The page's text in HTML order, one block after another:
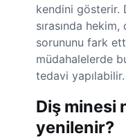
kendini gösterir.
sırasında hekim,
sorununu fark
müdahalelerde
tedavi yapılabilir.
Diş minesi
yenilenir?